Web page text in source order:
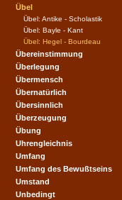
Übel
Übel: Antike - Scholastik
Übel: Bayle - Kant
Übel: Hegel - Bourdeau
Übereinstimmung
Überlegung
Übermensch
Übernatürlich
Übersinnlich
Überzeugung
Übung
Uhrengleichnis
Umfang
Umfang des Bewußtseins
Umstand
Unbedingt